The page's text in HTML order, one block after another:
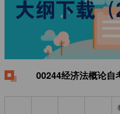
00244经济法概论自